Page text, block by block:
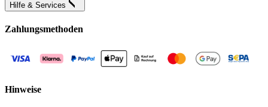
Hilfe & Services
Zahlungsmethoden
Hinweise